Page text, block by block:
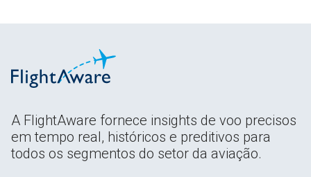
A FlightAware fornece insights de voo precisos
em tempo real, históricos e preditivos para
todos os segmentos do setor da aviação.